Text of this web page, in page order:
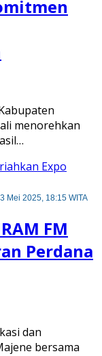
menorehkan
Mei 2025, 18:15 WITA
FM
Perdana
dan
bersama